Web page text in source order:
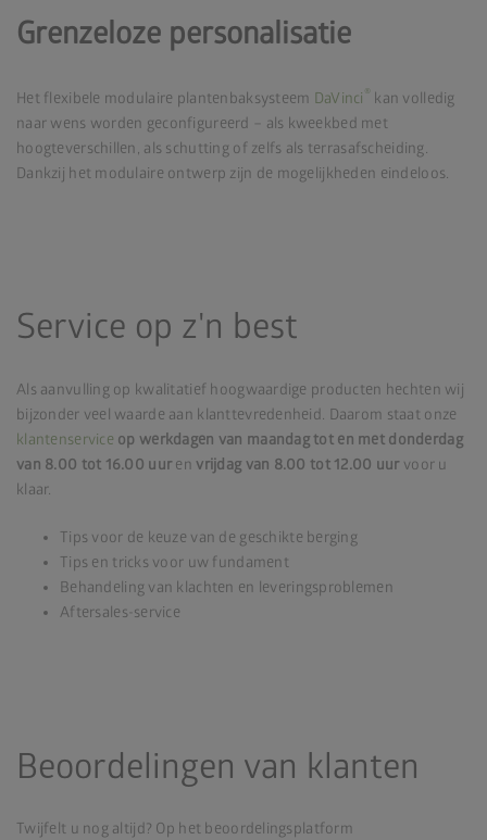
Grenzeloze personalisatie
Het flexibele modulaire plantenbaksysteem DaVinci ® kan volledig
naar wens worden geconfigureerd – als kweekbed met
hoogteverschillen, als schutting of zelfs als terrasafscheiding.
Dankzij het modulaire ontwerp zijn de mogelijkheden eindeloos.
Service op z'n best
Als aanvulling op kwalitatief hoogwaardige producten hechten wij
bijzonder veel waarde aan klanttevredenheid. Daarom staat onze
klantenservice op werkdagen van maandag tot en met donderdag
van 8.00 tot 16.00 uur en vrijdag van 8.00 tot 12.00 uur voor u
klaar.
Tips voor de keuze van de geschikte berging
Tips en tricks voor uw fundament
Behandeling van klachten en leveringsproblemen
Aftersales-service
Beoordelingen van klanten
Twijfelt u nog altijd? Op het beoordelingsplatform